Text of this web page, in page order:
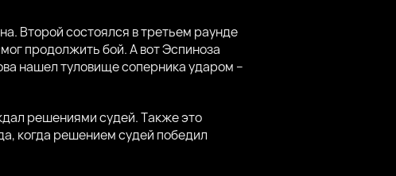
Второй состоялся в третьем раунде
продолжить бой. А вот Эспиноза
нашел туловище соперника ударом –
решениями судей. Также это
когда решением судей победил